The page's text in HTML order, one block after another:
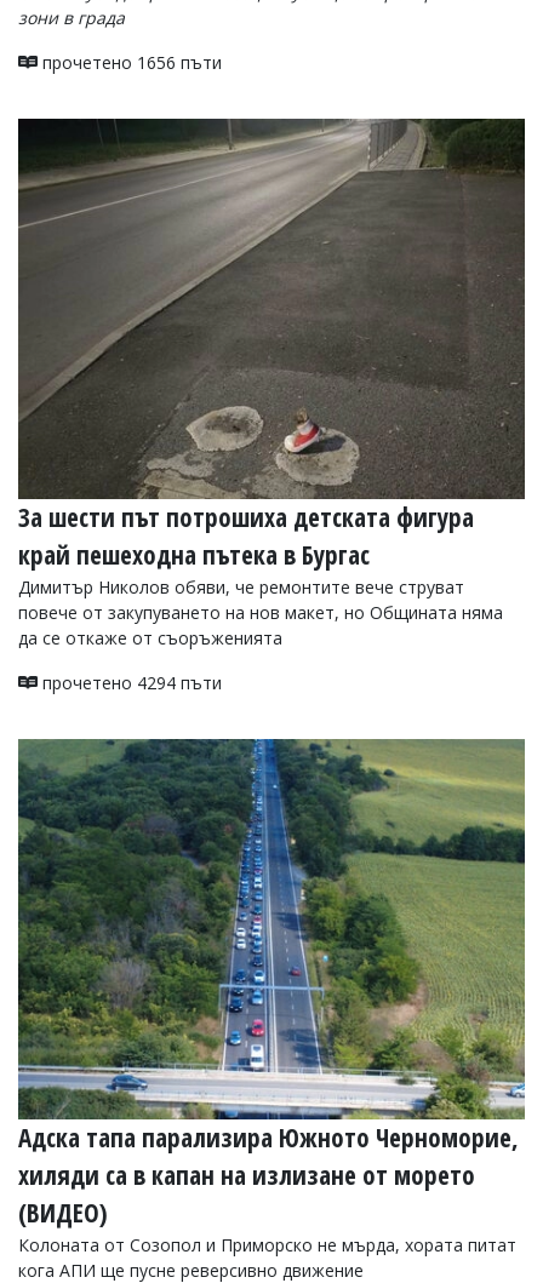
зони в града
прочетено 1656 пъти
За шести път потрошиха детската фигура
край пешеходна пътека в Бургас
Димитър Николов обяви, че ремонтите вече струват
повече от закупуването на нов макет, но Общината няма
да се откаже от съоръженията
прочетено 4294 пъти
Адска тапа парализира Южното Черноморие,
хиляди са в капан на излизане от морето
(ВИДЕО)
Колоната от Созопол и Приморско не мърда, хората питат
кога АПИ ще пусне реверсивно движение